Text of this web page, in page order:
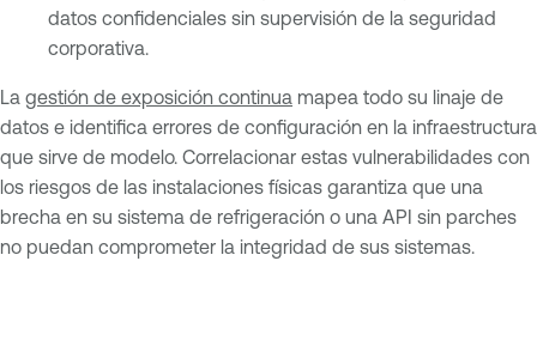
datos confidenciales sin supervisión de la seguridad
corporativa.
La gestión de exposición continua mapea todo su linaje de
datos e identifica errores de configuración en la infraestructura
que sirve de modelo. Correlacionar estas vulnerabilidades con
los riesgos de las instalaciones físicas garantiza que una
brecha en su sistema de refrigeración o una API sin parches
no puedan comprometer la integridad de sus sistemas.